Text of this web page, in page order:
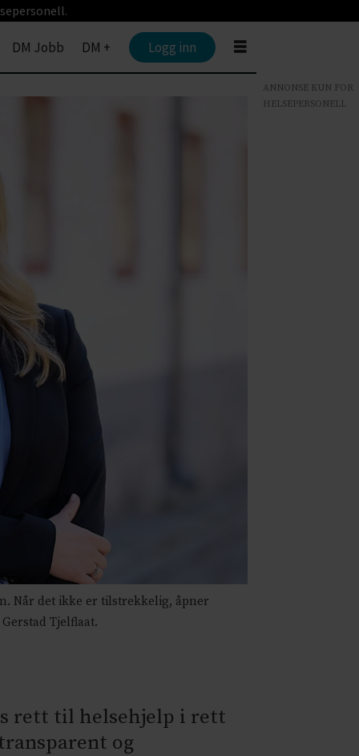
DM Jobb DM + Logg inn
Når det ikke er tilstrekkelig, åpner
Tjelflaat.
rett til helsehjelp i rett
og
ANNONSE KUN FOR
HELSEPERSONELL